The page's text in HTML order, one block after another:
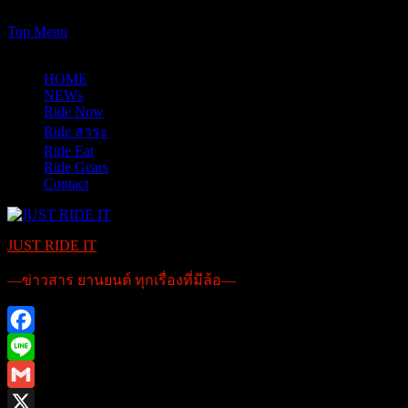
Skip
Top Menu
HOME
NEWs
Ride Now
Ride สาระ
Ride Eat
Ride Gears
Contact
JUST RIDE IT
—ข่าวสาร ยานยนต์ ทุกเรื่องที่มีล้อ—
Facebook
Line
Gmail